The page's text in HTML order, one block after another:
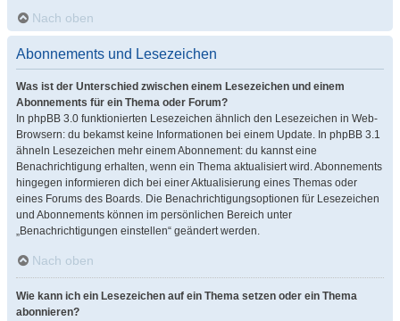
Nach oben
Abonnements und Lesezeichen
Was ist der Unterschied zwischen einem Lesezeichen und einem
Abonnements für ein Thema oder Forum?
In phpBB 3.0 funktionierten Lesezeichen ähnlich den Lesezeichen in Web-
Browsern: du bekamst keine Informationen bei einem Update. In phpBB 3.1
ähneln Lesezeichen mehr einem Abonnement: du kannst eine
Benachrichtigung erhalten, wenn ein Thema aktualisiert wird. Abonnements
hingegen informieren dich bei einer Aktualisierung eines Themas oder
eines Forums des Boards. Die Benachrichtigungsoptionen für Lesezeichen
und Abonnements können im persönlichen Bereich unter
„Benachrichtigungen einstellen“ geändert werden.
Nach oben
Wie kann ich ein Lesezeichen auf ein Thema setzen oder ein Thema
abonnieren?